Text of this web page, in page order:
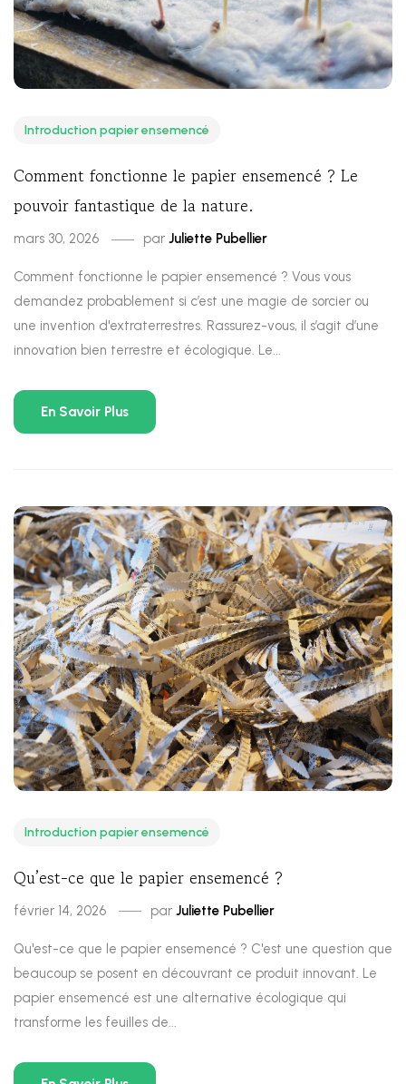
Introduction papier ensemencé
Comment fonctionne le papier ensemencé ? Le
pouvoir fantastique de la nature.
mars 30, 2026 par Juliette Pubellier
Comment fonctionne le papier ensemencé ? Vous vous
demandez probablement si c’est une magie de sorcier ou
une invention d'extraterrestres. Rassurez-vous, il s’agit d’une
innovation bien terrestre et écologique. Le...
En Savoir Plus
Introduction papier ensemencé
Qu’est-ce que le papier ensemencé ?
février 14, 2026 par Juliette Pubellier
Qu'est-ce que le papier ensemencé ? C'est une question que
beaucoup se posent en découvrant ce produit innovant. Le
papier ensemencé est une alternative écologique qui
transforme les feuilles de...